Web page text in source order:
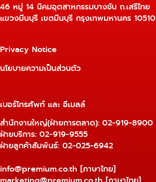
46 หมู่ 14 นิคมอุตสาหกรรมบางชัน ถ.เสรีไทย
แขวงมีนบุรี เขตมีนบุรี กรุงเทพมหานคร 10510
Privacy Notice
นโยบายความเป็นส่วนตัว
เบอร์โทรศัพท์ และ อีเมลล์
สำนักงานใหญ่(ฝ่ายการตลาด): 02-919-8900
ฝ่ายบริการ: 02-919-9555
ฝ่ายลูกค้าสัมพันธ์: 02-025-6942
info@premium.co.th [ภาษาไทย]